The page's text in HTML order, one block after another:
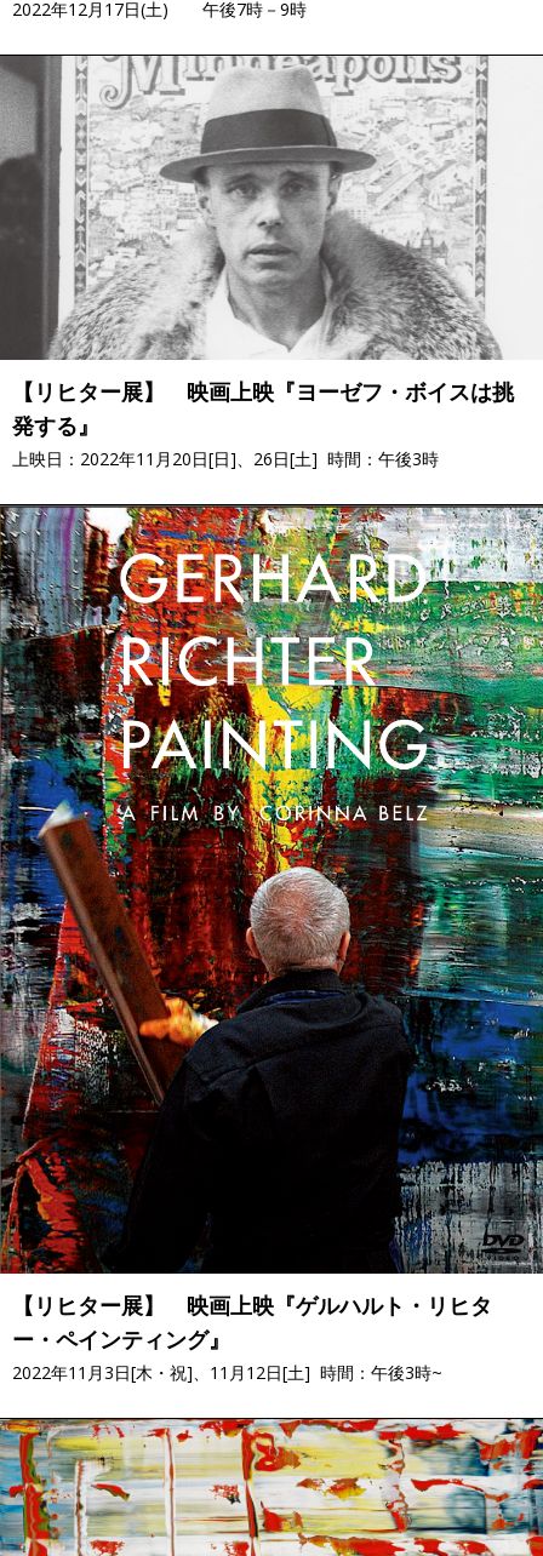
2022年12月17日(土) 午後7時－9時
【リヒター展】 映画上映『ヨーゼフ・ボイスは挑
発する』
上映日：2022年11月20日[日]、26日[土] 時間：午後3時
【リヒター展】 映画上映『ゲルハルト・リヒタ
ー・ペインティング』
2022年11月3日[木・祝]、11月12日[土] 時間：午後3時~